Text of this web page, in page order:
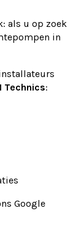
als u op zoek
in
Technics:
Google